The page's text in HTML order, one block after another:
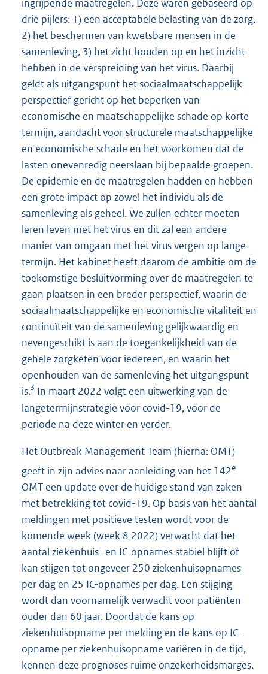
ingrijpende maatregelen. Deze waren gebaseerd op
drie pijlers: 1) een acceptabele belasting van de zorg,
2) het beschermen van kwetsbare mensen in de
samenleving, 3) het zicht houden op en het inzicht
hebben in de verspreiding van het virus. Daarbij
geldt als uitgangspunt het sociaalmaatschappelijk
perspectief gericht op het beperken van
economische en maatschappelijke schade op korte
termijn, aandacht voor structurele maatschappelijke
en economische schade en het voorkomen dat de
lasten onevenredig neerslaan bij bepaalde groepen.
De epidemie en de maatregelen hadden en hebben
een grote impact op zowel het individu als de
samenleving als geheel. We zullen echter moeten
leren leven met het virus en dit zal een andere
manier van omgaan met het virus vergen op lange
termijn. Het kabinet heeft daarom de ambitie om de
toekomstige besluitvorming over de maatregelen te
gaan plaatsen in een breder perspectief, waarin de
sociaalmaatschappelijke en economische vitaliteit en
continuïteit van de samenleving gelijkwaardig en
nevengeschikt is aan de toegankelijkheid van de
gehele zorgketen voor iedereen, en waarin het
openhouden van de samenleving het uitgangspunt
is.3 In maart 2022 volgt een uitwerking van de
langetermijnstrategie voor covid-19, voor de
periode na deze winter en verder.
Het Outbreak Management Team (hierna: OMT)
geeft in zijn advies naar aanleiding van het 142e
OMT een update over de huidige stand van zaken
met betrekking tot covid-19. Op basis van het aantal
meldingen met positieve testen wordt voor de
komende week (week 8 2022) verwacht dat het
aantal ziekenhuis- en IC-opnames stabiel blijft of
kan stijgen tot ongeveer 250 ziekenhuisopnames
per dag en 25 IC-opnames per dag. Een stijging
wordt dan voornamelijk verwacht voor patiënten
ouder dan 60 jaar. Doordat de kans op
ziekenhuisopname per melding en de kans op IC-
opname per ziekenhuisopname variëren in de tijd,
kennen deze prognoses ruime onzekerheidsmarges.